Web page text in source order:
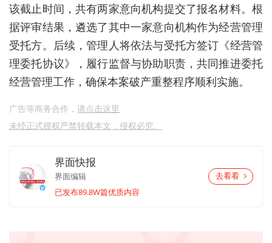
该截止时间，共有两家意向机构提交了报名材料。根
据评审结果，遴选了其中一家意向机构作为经营管理
受托方。后续，管理人将依法与受托方签订《经营管
理委托协议》，履行监督与协助职责，共同推进委托
经营管理工作，确保本案破产重整程序顺利实施。
广告等商务合作， 请点击这里
未经正式授权严禁转载本文，侵权必究。
界面快报
界面编辑
已发布89.8W篇优质内容
去看看